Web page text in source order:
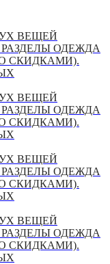
ВЕЩЕЙ
ОДЕЖДА
СКИДКАМИ).
ВЕЩЕЙ
ОДЕЖДА
СКИДКАМИ).
ВЕЩЕЙ
ОДЕЖДА
СКИДКАМИ).
ВЕЩЕЙ
ОДЕЖДА
СКИДКАМИ).